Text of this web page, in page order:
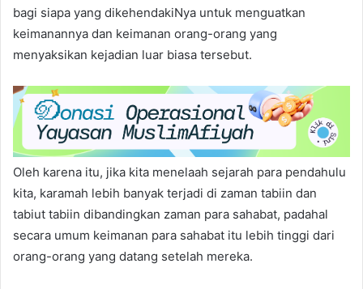
bagi siapa yang dikehendakiNya untuk menguatkan
keimanannya dan keimanan orang-orang yang
menyaksikan kejadian luar biasa tersebut.
Oleh karena itu, jika kita menelaah sejarah para pendahulu
kita, karamah lebih banyak terjadi di zaman tabiin dan
tabiut tabiin dibandingkan zaman para sahabat, padahal
secara umum keimanan para sahabat itu lebih tinggi dari
orang-orang yang datang setelah mereka.